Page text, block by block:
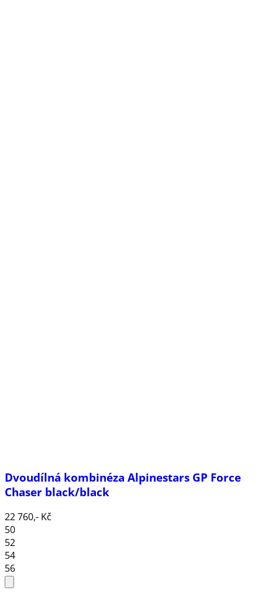
Dvoudílná kombinéza Alpinestars GP Force
Chaser black/black
22 760,- Kč
50
52
54
56